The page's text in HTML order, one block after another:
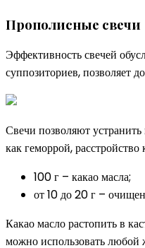
Прополисные свечи
Эффективность свечей
суппозиториев, позволяет
Свечи позволяют
как геморрой,
100 г – какао масла;
от 10 до 20 г –
Какао масло растопить в
можно использовать